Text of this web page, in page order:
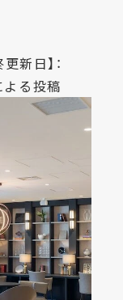
更新日】：
よる投稿